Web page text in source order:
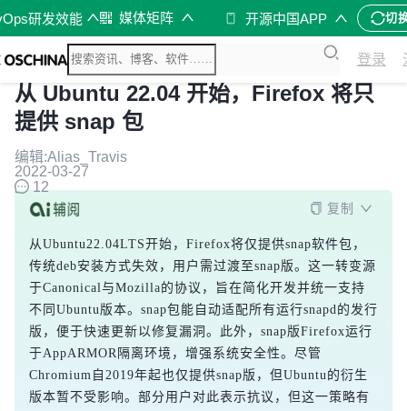
研发效能 媒体矩阵 开源中国APP 切
登录
从 Ubuntu 22.04 开始，Firefox 将只
提供 snap 包
编辑:Alias_Travis
2022-03-27
12
复制
从Ubuntu22.04LTS开始，Firefox将仅提供snap软件包，
传统deb安装方式失效，用户需过渡至snap版。这一转变源
于Canonical与Mozilla的协议，旨在简化开发并统一支持
不同Ubuntu版本。snap包能自动适配所有运行snapd的发行
版，便于快速更新以修复漏洞。此外，snap版Firefox运行
于AppARMOR隔离环境，增强系统安全性。尽管
Chromium自2019年起也仅提供snap版，但Ubuntu的衍生
版本暂不受影响。部分用户对此表示抗议，但这一策略有